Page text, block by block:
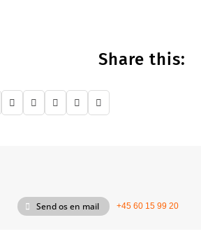
Share this:
    
Send os en mail +45 60 15 99 20